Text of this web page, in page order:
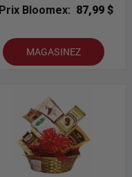
Prix Bloomex: 87,99 $
MAGASINEZ